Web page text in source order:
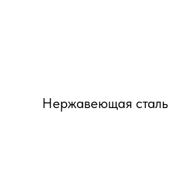
Нержавеющая сталь